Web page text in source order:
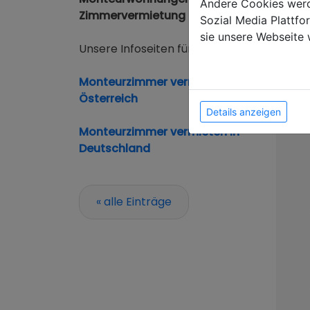
Zimmervermietung
Unsere Infoseiten für Vermieter:
Monteurzimmer vermieten in
Österreich
Monteurzimmer vermieten in
Deutschland
« alle Einträge
Andere Cookies
Sozial Media
sie unsere
Details anzeigen